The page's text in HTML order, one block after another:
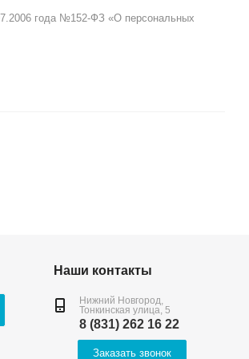
года №152-ФЗ «О персональных
Наши контакты
Нижний Новгород,
Тонкинская улица, 5
8 (831) 262 16 22
Заказать звонок